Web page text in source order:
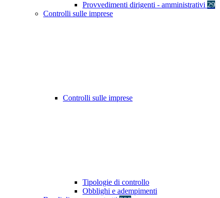
Provvedimenti dirigenti - amministrativi 29
Controlli sulle imprese
Controlli sulle imprese
Tipologie di controllo
Obblighi e adempimenti